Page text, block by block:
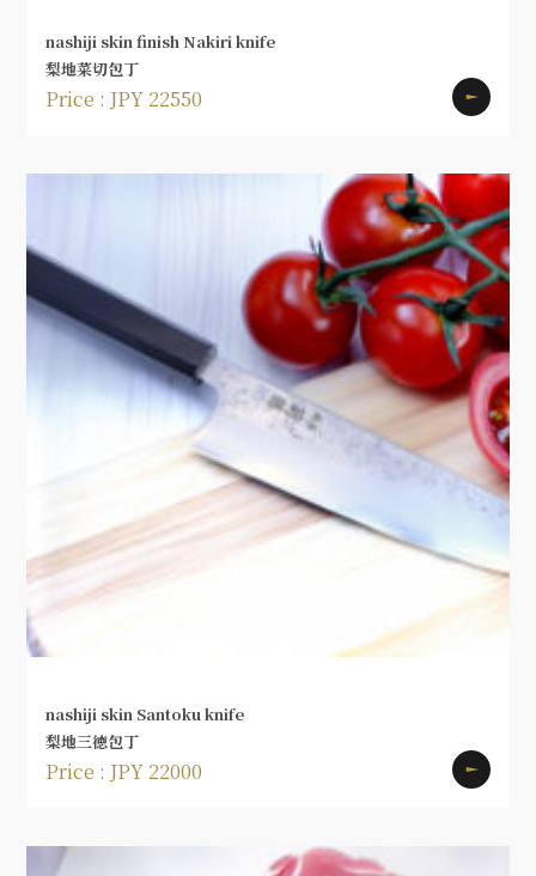
nashiji skin finish Nakiri knife
梨地菜切包丁
Price : JPY 22550
nashiji skin Santoku knife
梨地三徳包丁
Price : JPY 22000